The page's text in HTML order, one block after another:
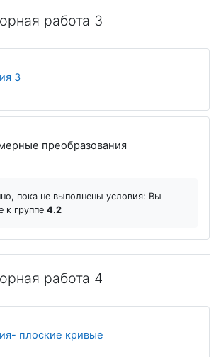
работа 3
3Файл
преобразования
пока не выполнены условия: Вы
к группе 4.2
работа 4
плоские кривые